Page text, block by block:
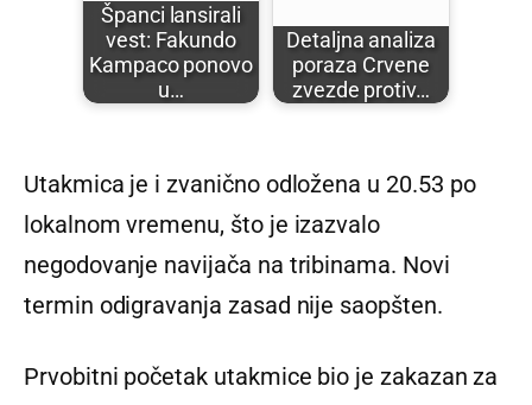
Španci lansirali
vest: Fakundo
Kampaco ponovo
u…
Detaljna analiza
poraza Crvene
zvezde protiv…
Utakmica je i zvanično odložena u 20.53 po
lokalnom vremenu, što je izazvalo
negodovanje navijača na tribinama. Novi
termin odigravanja zasad nije saopšten.
Prvobitni početak utakmice bio je zakazan za